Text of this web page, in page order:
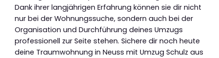
Dank ihrer langjährigen Erfahrung können sie dir nicht
nur bei der Wohnungssuche, sondern auch bei der
Organisation und Durchführung deines Umzugs
professionell zur Seite stehen. Sichere dir noch heute
deine Traumwohnung in Neuss mit Umzug Schulz aus